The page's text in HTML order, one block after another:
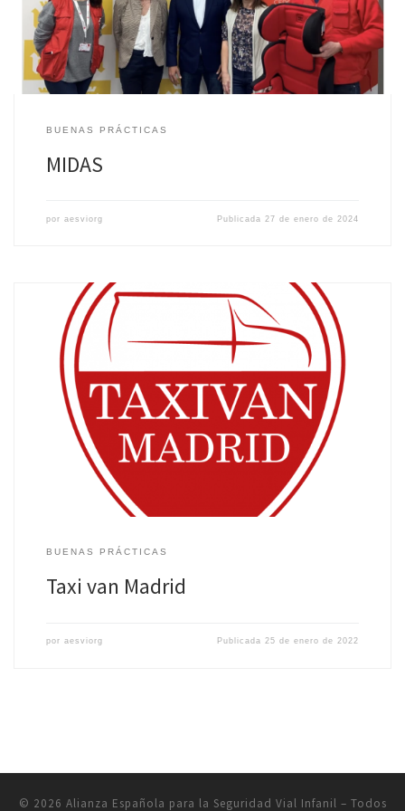
BUENAS PRÁCTICAS
MIDAS
por aesviorg Publicada 27 de enero de 2024
Empresa: Taxi Van Madrid Sector: transporte público Buena
práctica: todos sus vehículos están dotados de sistemas de
retención infantil. Así mismo, los conductores están […]
BUENAS PRÁCTICAS
Taxi van Madrid
por aesviorg Publicada25 de enero de 2022
© 2026 Alianza Española para la Seguridad Vial Infanil – Todos